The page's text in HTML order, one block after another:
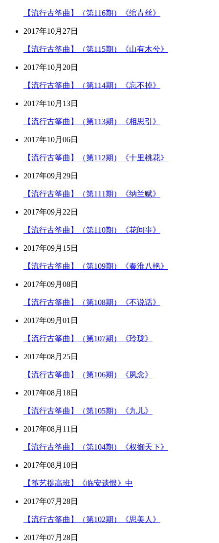
【流行古筝曲】（第116期）《绾青丝》
2017年10月27日
【流行古筝曲】（第115期）《山有木兮》
2017年10月20日
【流行古筝曲】（第114期）《忘不掉》
2017年10月13日
【流行古筝曲】（第113期）《相思引》
2017年10月06日
【流行古筝曲】（第112期）《十里桃花》
2017年09月29日
【流行古筝曲】（第111期）《纳兰赋》
2017年09月22日
【流行古筝曲】（第110期）《花间事》
2017年09月15日
【流行古筝曲】（第109期）《秦淮八艳》
2017年09月08日
【流行古筝曲】（第108期）《不说话》
2017年09月01日
【流行古筝曲】（第107期）《玲珑》
2017年08月25日
【流行古筝曲】（第106期）《夙念》
2017年08月18日
【流行古筝曲】（第105期）《九儿》
2017年08月11日
【流行古筝曲】（第104期）《权御天下》
2017年08月10日
【筝艺提高班】《临安遗恨》中
2017年07月28日
【流行古筝曲】（第102期）《思美人》
2017年07月28日